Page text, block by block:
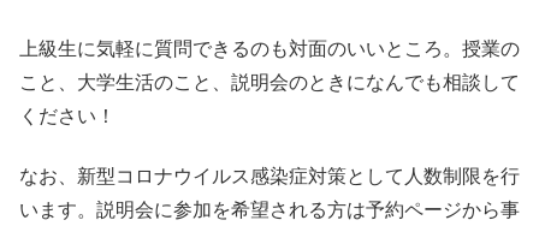
上級生に気軽に質問できるのも対面のいいところ。授業の
こと、大学生活のこと、説明会のときになんでも相談して
ください！
なお、新型コロナウイルス感染症対策として人数制限を行
います。説明会に参加を希望される方は予約ページから事